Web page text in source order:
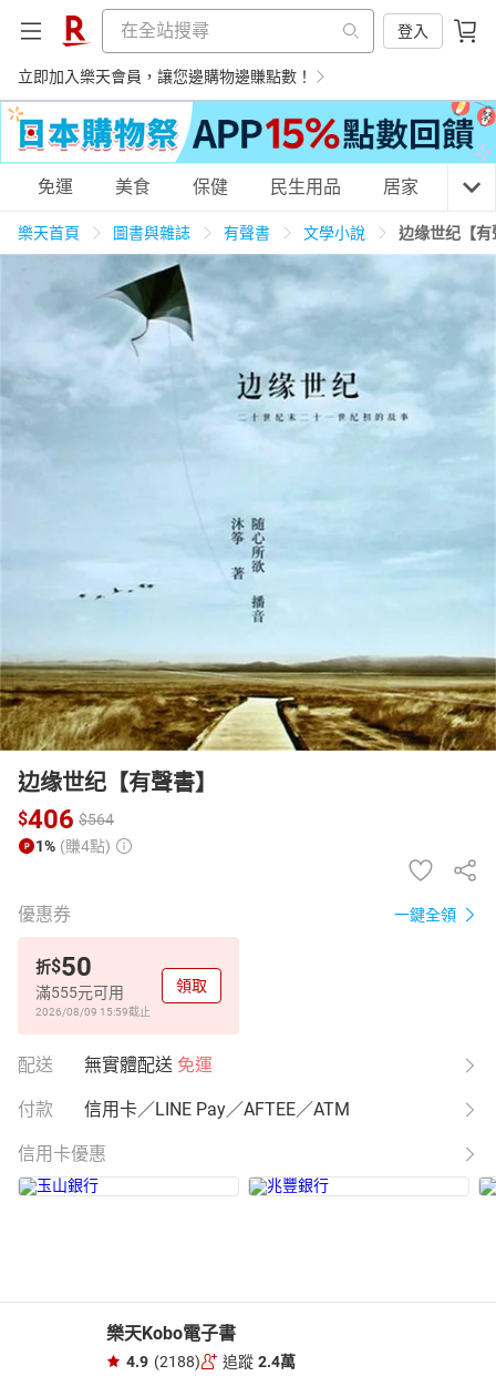
登入
立即加入樂天會員，讓您邊購物邊賺點數！
購物網分類
天天免運 美食蛋糕
居家生活 運動休閒 親子玩具
免運 美食 保健 民生用品 居家 3C
樂天首頁 圖書與雜誌 有聲書 文學小說 边缘世纪【有
边缘世纪【有聲書】
$406 $564
1% (賺4點)
優惠券 一鍵全領
折$50
滿555元可用
2026/08/09 15:59截止
領取
配送 無實體配送 免運
付款 信用卡／LINE Pay／AFTEE／ATM
信用卡優惠
樂天Kobo電子書
4.9 (2188) 追蹤 2.4萬